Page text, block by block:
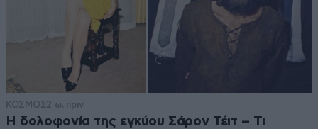
ΚΟΣΜΟΣ2 ω. πριν
Η δολοφονία της εγκύου Σάρον Τέιτ – Τι